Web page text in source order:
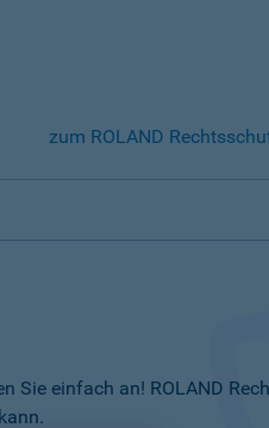
zum ROLAND
Sie einfach an! ROLAND